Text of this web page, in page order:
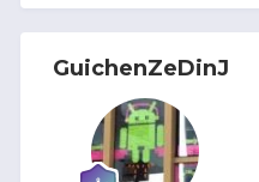
GuichenZeDinJ